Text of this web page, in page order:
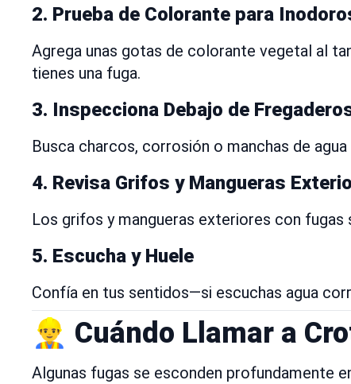
2. Prueba de Colorante para
Agrega unas gotas de colorante vegetal al
tienes una fuga.
3. Inspecciona Debajo de
Busca charcos, corrosión o manchas de
4. Revisa Grifos y Mangueras
Los grifos y mangueras exteriores con
5. Escucha y Huele
Confía en tus sentidos—si escuchas agua
👷‍♂️ Cuándo Llamar a
Algunas fugas se esconden profundamente